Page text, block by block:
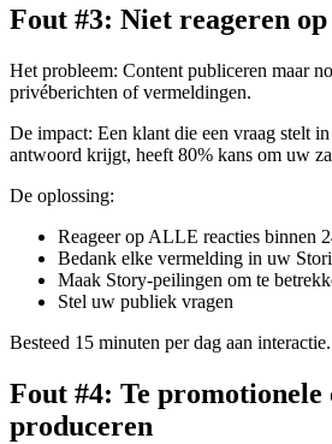
Fout #3: Niet reageren
Het probleem: Content publiceren maar
privéberichten of vermeldingen.
De impact: Een klant die een vraag stelt in
antwoord krijgt, heeft 80% kans om uw
De oplossing:
Reageer op ALLE reacties binnen
Bedank elke vermelding in uw
Maak Story-peilingen om te
Stel uw publiek vragen
Besteed 15 minuten per dag aan interactie.
Fout #4: Te promotionele
produceren